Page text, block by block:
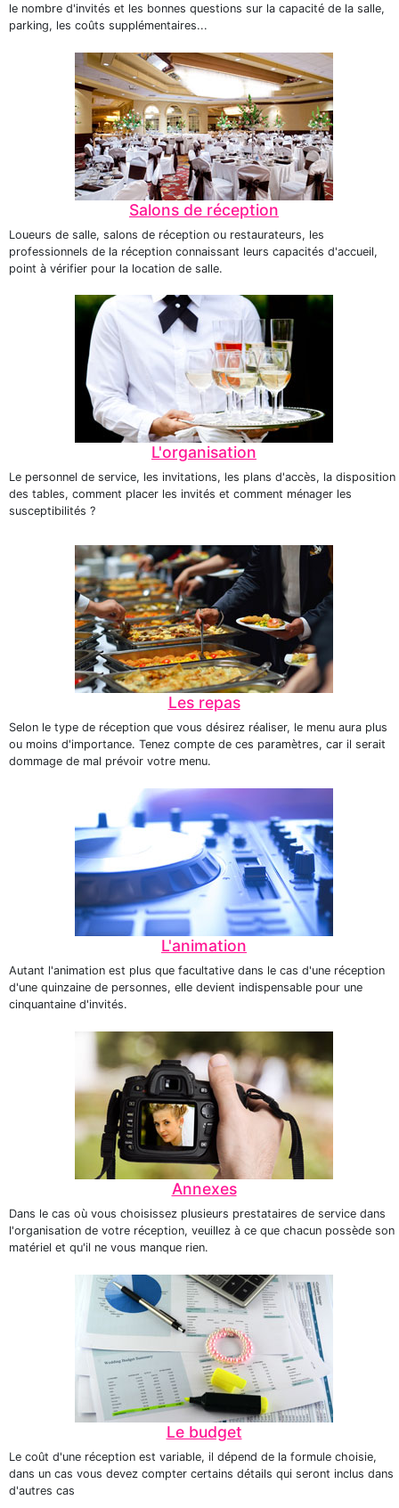
le nombre d'invités et les bonnes questions sur la capacité de la salle,
parking, les coûts supplémentaires...
Salons de réception
Loueurs de salle, salons de réception ou restaurateurs, les
professionnels de la réception connaissant leurs capacités d'accueil,
point à vérifier pour la location de salle.
L'organisation
Le personnel de service, les invitations, les plans d'accès, la disposition
des tables, comment placer les invités et comment ménager les
susceptibilités ?
Les repas
Selon le type de réception que vous désirez réaliser, le menu aura plus
ou moins d'importance. Tenez compte de ces paramètres, car il serait
dommage de mal prévoir votre menu.
L'animation
Autant l'animation est plus que facultative dans le cas d'une réception
d'une quinzaine de personnes, elle devient indispensable pour une
cinquantaine d'invités.
Annexes
Dans le cas où vous choisissez plusieurs prestataires de service dans
l'organisation de votre réception, veuillez à ce que chacun possède son
matériel et qu'il ne vous manque rien.
Le budget
Le coût d'une réception est variable, il dépend de la formule choisie,
dans un cas vous devez compter certains détails qui seront inclus dans
d'autres cas